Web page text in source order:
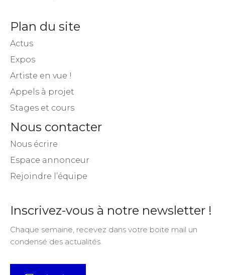
Plan du site
Actus
Expos
Artiste en vue !
Appels à projet
Stages et cours
Nous contacter
Nous écrire
Espace annonceur
Rejoindre l’équipe
Inscrivez-vous à notre newsletter !
Chaque semaine, recevez dans votre boite mail un
condensé des actualités.